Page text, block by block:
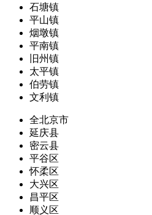
石塘镇
平山镇
烟墩镇
平南镇
旧州镇
太平镇
伯劳镇
文利镇
全北京市
延庆县
密云县
平谷区
怀柔区
大兴区
昌平区
顺义区